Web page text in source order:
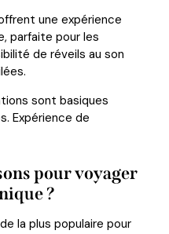
une expérience
parfaite pour les
de réveils au son
sont basiques
Expérience de
pour voyager
?
la plus populaire pour